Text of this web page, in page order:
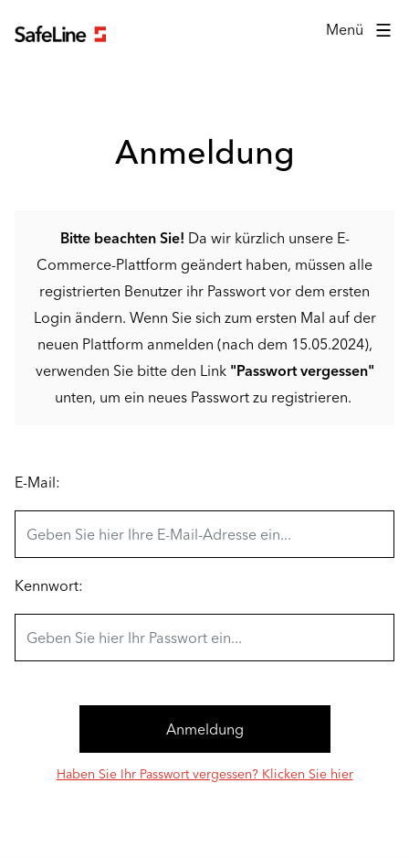
Menü
Anmeldung
Bitte beachten Sie! Da wir kürzlich unsere E-
Commerce-Plattform geändert haben, müssen alle
registrierten Benutzer ihr Passwort vor dem ersten
Login ändern. Wenn Sie sich zum ersten Mal auf der
neuen Plattform anmelden (nach dem 15.05.2024),
verwenden Sie bitte den Link "Passwort vergessen"
unten, um ein neues Passwort zu registrieren.
Anmeldeformular
E-Mail:
Kennwort:
Haben Sie Ihr Passwort vergessen? Klicken Sie hier